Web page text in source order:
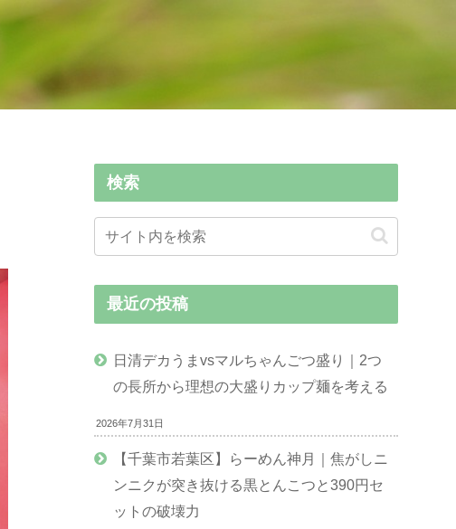
検索
最近の投稿
日清デカうまvsマルちゃんごつ盛り｜2つ
の長所から理想の大盛りカップ麺を考える
2026年7月31日
【千葉市若葉区】らーめん神月｜焦がしニ
ンニクが突き抜ける黒とんこつと390円セ
ットの破壊力